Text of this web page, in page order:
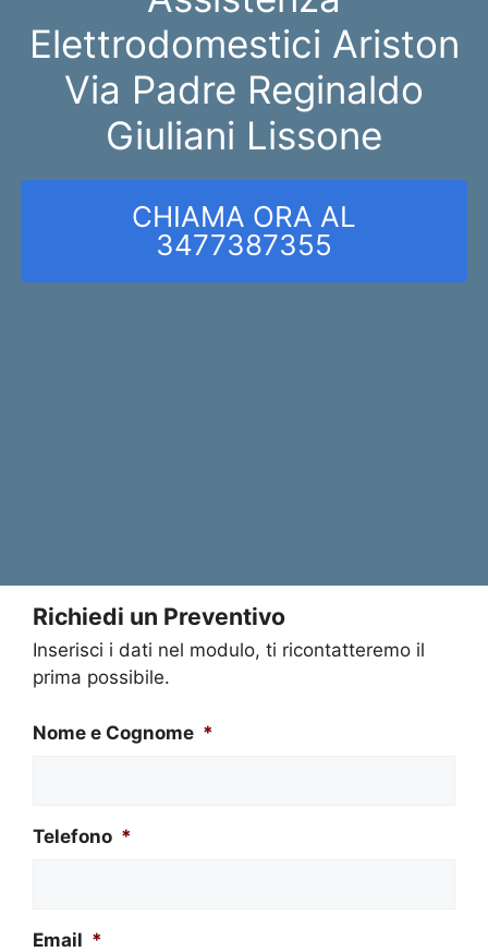
Elettrodomestici Ariston
Via Padre Reginaldo
Giuliani Lissone
CHIAMA ORA AL
3477387355
Richiedi un Preventivo
Inserisci i dati nel modulo, ti ricontatteremo il
prima possibile.
Nome e Cognome *
Telefono *
Email *